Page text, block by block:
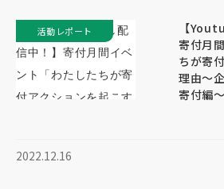
【
寄付月
ちが寄
理由～
寄付編～
2022.12.16
活動レポート